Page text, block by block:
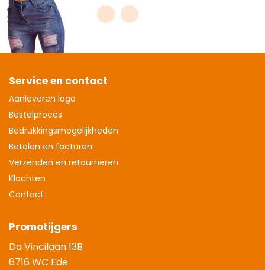
Service en contact
Aanleveren logo
Bestelproces
Bedrukkingsmogelijkheden
Betalen en facturen
Verzenden en retourneren
Klachten
Contact
Promotijgers
Da Vincilaan 13B
6716 WC Ede